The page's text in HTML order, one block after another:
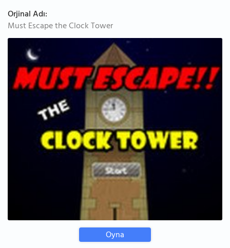
Orjinal Adı:
Must Escape the Clock Tower
Oyna